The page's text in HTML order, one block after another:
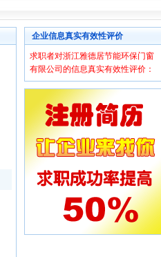
企业信息真实有效性评价
求职者对浙江雅德居节能环保门窗
有限公司的信息真实有效性评价：